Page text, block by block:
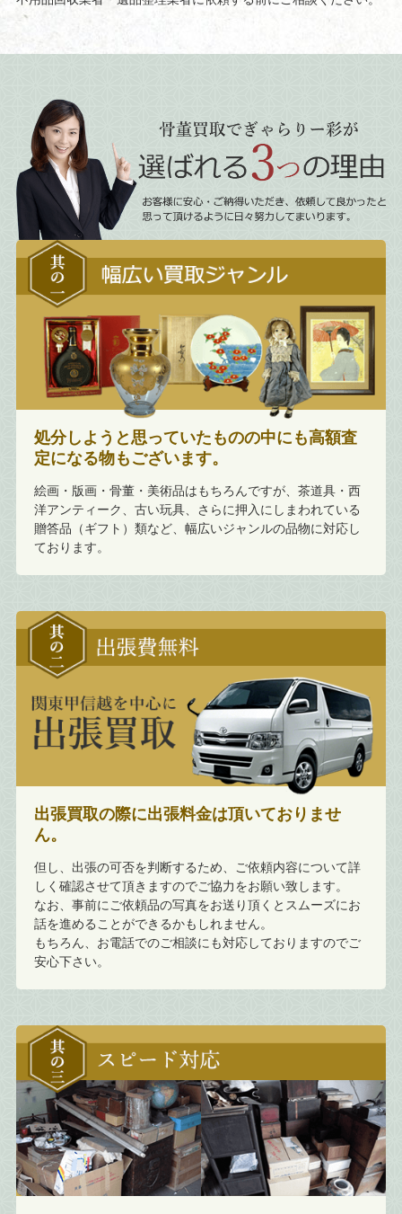
処分しようと思っていたものの中にも高額査
定になる物もございます。
絵画・版画・骨董・美術品はもちろんですが、茶道具・西
洋アンティーク、古い玩具、さらに押入にしまわれている
贈答品（ギフト）類など、幅広いジャンルの品物に対応し
ております。
出張買取の際に出張料金は頂いておりませ
ん。
但し、出張の可否を判断するため、ご依頼内容について詳
しく確認させて頂きますのでご協力をお願い致します。
なお、事前にご依頼品の写真をお送り頂くとスムーズにお
話を進めることができるかもしれません。
もちろん、お電話でのご相談にも対応しておりますのでご
安心下さい。